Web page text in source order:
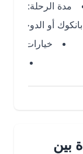
9–11 ساعات
الدوحة أو
خيارات متعددة
أرخص